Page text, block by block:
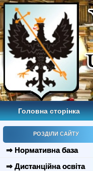
Головна сторінка
РОЗДІЛИ САЙТУ
⇒ Нормативна база
⇒ Дистанційна освіта